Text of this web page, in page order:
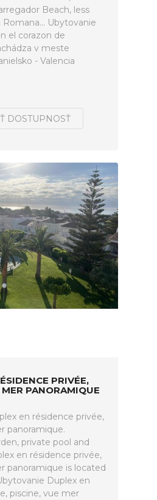
Beach, less
Ubytovanie
el corazon de
v meste
- Valencia
DOSTUPNOSŤ
PRIVÉE,
PANORAMIQUE
en résidence privée,
panoramique.
private pool and
en résidence privée,
panoramique is located
Duplex en
piscine, vue mer